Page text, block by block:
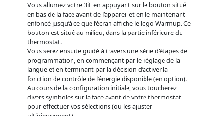
Vous allumez votre 3iE en appuyant sur le bouton situé
en bas de la face avant de l’appareil et en le maintenant
enfoncé jusqu’à ce que l’écran affiche le logo Warmup. Ce
bouton est situé au milieu, dans la partie inférieure du
thermostat.
Vous serez ensuite guidé à travers une série d’étapes de
programmation, en commençant par le réglage de la
langue et en terminant par la décision d’activer la
fonction de contrôle de l’énergie disponible (en option).
Au cours de la configuration initiale, vous toucherez
divers symboles sur la face avant de votre thermostat
pour effectuer vos sélections (ou les ajuster